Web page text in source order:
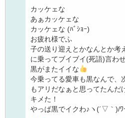
カッケェな
あぁカッケェな
カッケェな (ﾊﾞｼｮｰ)
お疲れ様でふ
子の送り迎えとかなんとか考
に乗ってブイブイ(死語)言わ
黒がまたイイな
今乗ってる愛車も黒なんで、
もアリだなぁと思ってたんだ
キメた！
やっぱ黒でイクわ♪ヽ(´▽｀)/ﾜ